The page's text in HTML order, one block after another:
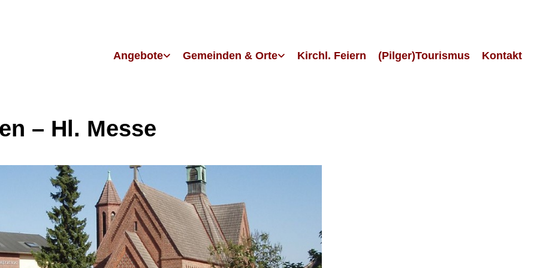
Angebote Gemeinden & Orte Kirchl. Feiern (Pilger)Tourismus Kontakt
– Hl. Messe